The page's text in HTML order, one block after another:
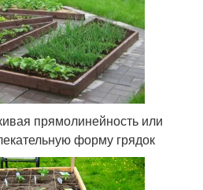
прямолинейность или
форму грядок